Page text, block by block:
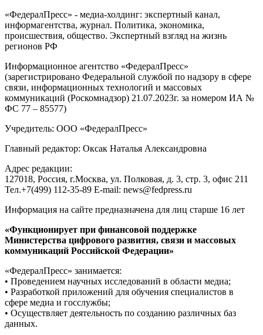
«ФедералПресс» - медиа-холдинг: экспертный канал,
информагентства, журнал. Политика, экономика,
происшествия, общество. Экспертный взгляд на жизнь
регионов РФ
Информационное агентство «ФедералПресс»
(зарегистрировано Федеральной службой по надзору в сфере
связи, информационных технологий и массовых
коммуникаций (Роскомнадзор) 21.07.2023г. за номером ИА №
ФС 77 – 85577)
Учредитель: ООО «ФедералПресс»
Главный редактор: Оксак Наталья Александровна
Адрес редакции:
127018, Россия, г.Москва, ул. Полковая, д. 3, стр. 3, офис 211
Тел.+7(499) 112-35-89 E-mail: news@fedpress.ru
Информация на сайте предназначена для лиц старше 16 лет
«Функционирует при финансовой поддержке
Министерства цифрового развития, связи и массовых
коммуникаций Российской Федерации»
«ФедералПресс» занимается:
• Проведением научных исследований в области медиа;
• Разработкой приложений для обучения специалистов в
сфере медиа и госслужбы;
• Осуществляет деятельность по созданию различных баз
данных.